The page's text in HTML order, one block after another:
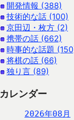
開発情報 (388)
技術的な話 (100)
京田辺・枚方 (2)
携帯の話 (662)
時事的な話題
将棋の話 (66)
独り言 (89)
カレンダー
2026年08月